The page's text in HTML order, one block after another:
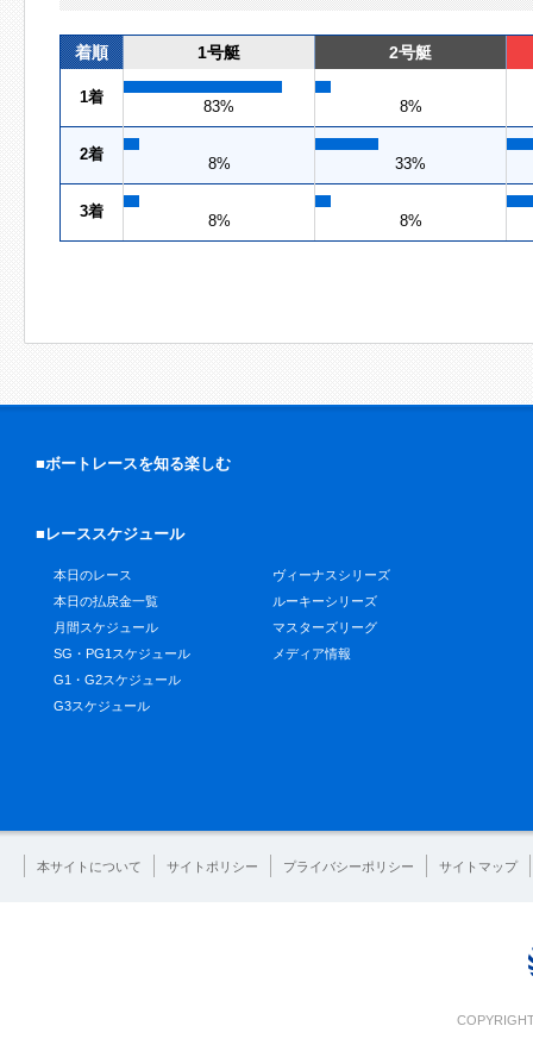
着順 1号艇 2号艇
1着
83% 8%
2着
8% 33%
3着
8% 8%
■ボートレースを知る楽しむ
■レーススケジュール
本日のレース
本日の払戻金一覧
月間スケジュール
SG・PG1スケジュール
G1・G2スケジュール
G3スケジュール
ヴィーナスシリーズ
ルーキーシリーズ
マスターズリーグ
メディア情報
本サイトについて サイトポリシー プライバシーポリシー サイトマップ